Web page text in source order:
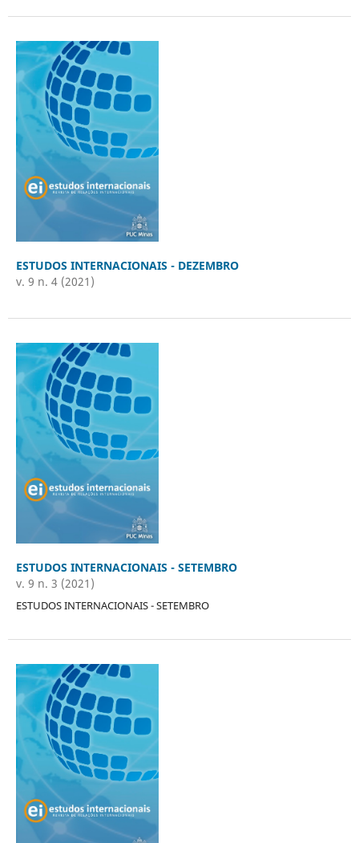
ESTUDOS INTERNACIONAIS - DEZEMBRO
v. 9 n. 4 (2021)
ESTUDOS INTERNACIONAIS - SETEMBRO
v. 9 n. 3 (2021)
ESTUDOS INTERNACIONAIS - SETEMBRO